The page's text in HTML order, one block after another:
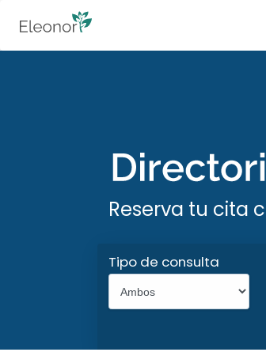
Reserva tu cita
Tipo de consulta